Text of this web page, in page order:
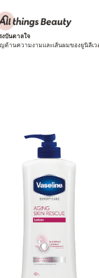
งบันดาลใจ
ด้านความงามและเส้นผมของยูนิลีเว